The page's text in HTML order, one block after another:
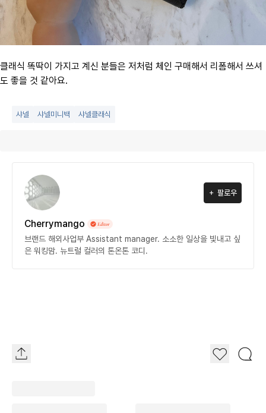
클래식 똑딱이 가지고 계신 분들은 저처럼 체인 구매해서 리폼해서 쓰셔
도 좋을 것 같아요.
샤넬 샤넬미니백 샤넬클래식
팔로우
Cherrymango
브랜드 해외사업부 Assistant manager. 소소한 일상을 빛내고 싶
은 워킹맘. 뉴트럴 컬러의 톤온톤 코디.